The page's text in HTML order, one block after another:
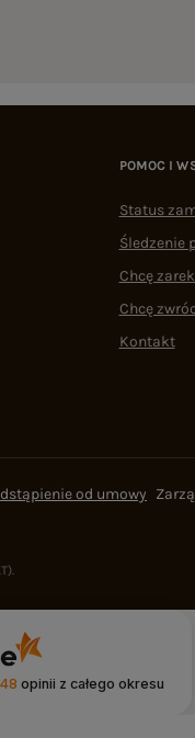
POMOC I
Status
Śledzenie
Chcę
Chcę
Kontakt
od umowy
opinii z całego okresu